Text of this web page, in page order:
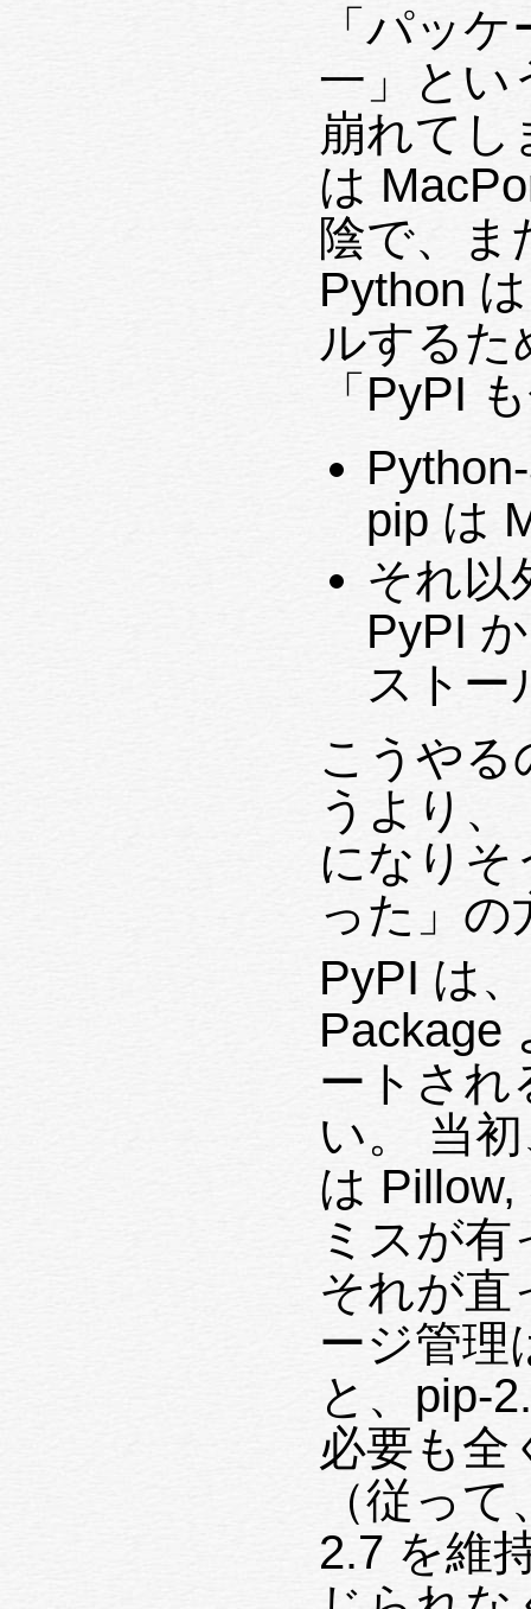
「パッ
一」とい
崩れてし
は
陰で、ま
Python
ルするた
「PyPI
pip は
それ以
PyPI
ストー
こうやる
うより、
になりそ
った」の
PyPI は
Package
ートされ
い。 当
は
ミスが
それが直
ージ管理
と、pip-
必要も全
（従っ
2.7 を維